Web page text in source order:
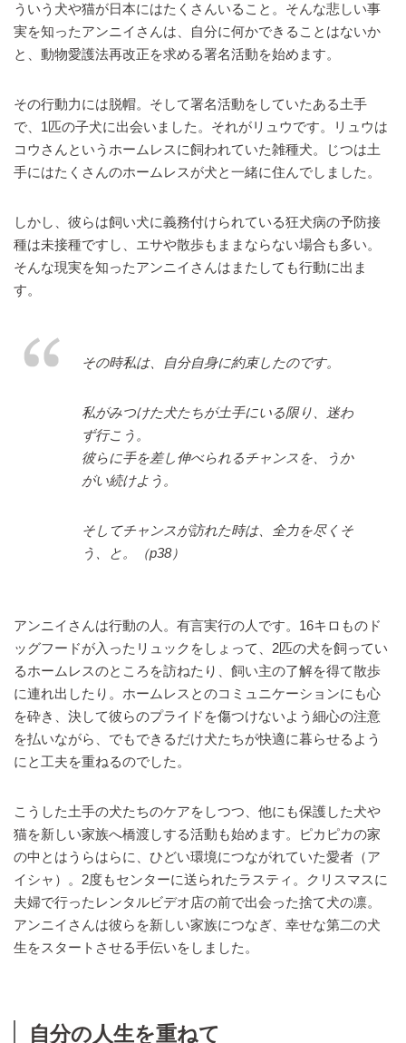
ういう犬や猫が日本にはたくさんいること。そんな悲しい事
実を知ったアンニイさんは、自分に何かできることはないか
と、動物愛護法再改正を求める署名活動を始めます。
その行動力には脱帽。そして署名活動をしていたある土手
で、1匹の子犬に出会いました。それがリュウです。リュウは
コウさんというホームレスに飼われていた雑種犬。じつは土
手にはたくさんのホームレスが犬と一緒に住んでしました。
しかし、彼らは飼い犬に義務付けられている狂犬病の予防接
種は未接種ですし、エサや散歩もままならない場合も多い。
そんな現実を知ったアンニイさんはまたしても行動に出ま
す。
その時私は、自分自身に約束したのです。
私がみつけた犬たちが土手にいる限り、迷わ
ず行こう。
彼らに手を差し伸べられるチャンスを、うか
がい続けよう。
そしてチャンスが訪れた時は、全力を尽くそ
う、と。（p38）
アンニイさんは行動の人。有言実行の人です。16キロものド
ッグフードが入ったリュックをしょって、2匹の犬を飼ってい
るホームレスのところを訪ねたり、飼い主の了解を得て散歩
に連れ出したり。ホームレスとのコミュニケーションにも心
を砕き、決して彼らのプライドを傷つけないよう細心の注意
を払いながら、でもできるだけ犬たちが快適に暮らせるよう
にと工夫を重ねるのでした。
こうした土手の犬たちのケアをしつつ、他にも保護した犬や
猫を新しい家族へ橋渡しする活動も始めます。ピカピカの家
の中とはうらはらに、ひどい環境につながれていた愛者（ア
イシャ）。2度もセンターに送られたラスティ。クリスマスに
夫婦で行ったレンタルビデオ店の前で出会った捨て犬の凛。
アンニイさんは彼らを新しい家族につなぎ、幸せな第二の犬
生をスタートさせる手伝いをしました。
自分の人生を重ねて